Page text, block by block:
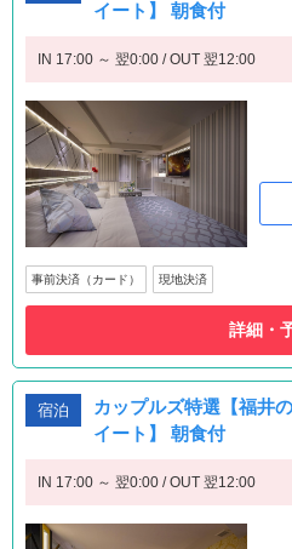
イート】 朝食付
IN 17:00 ～ 翌0:00 / OUT 翌12:00
事前決済（カード） 現地決済
詳細・
宿泊
カップルズ特選【福井
イート】 朝食付
IN 17:00 ～ 翌0:00 / OUT 翌12:00